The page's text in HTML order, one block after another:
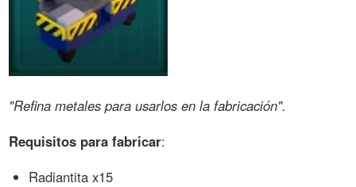
"Refina metales para usarlos en la fabricación".
Requisitos para fabricar:
Radiantita x15